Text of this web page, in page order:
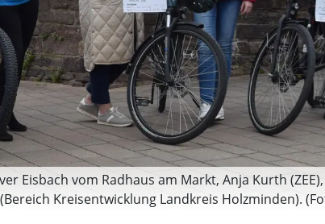
Eisbach vom Radhaus am Markt, Anja Kurth
Kreisentwicklung Landkreis Holzminden).